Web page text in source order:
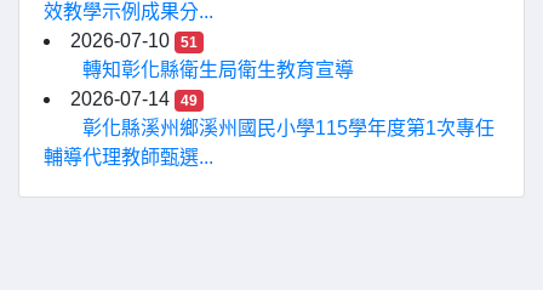
效教學示例成果分...
2026-07-10
51
轉知彰化縣衛生局衛生教育宣導
2026-07-14
49
彰化縣溪州鄉溪州國民小學115學年度第1次專任
輔導代理教師甄選...